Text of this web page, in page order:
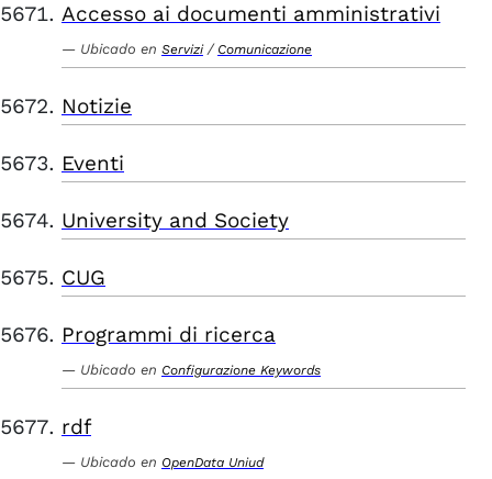
Accesso ai documenti amministrativi
Ubicado en Servizi / Comunicazione
Notizie
Eventi
University and Society
CUG
Programmi di ricerca
Ubicado en Configurazione Keywords
rdf
Ubicado en OpenData Uniud